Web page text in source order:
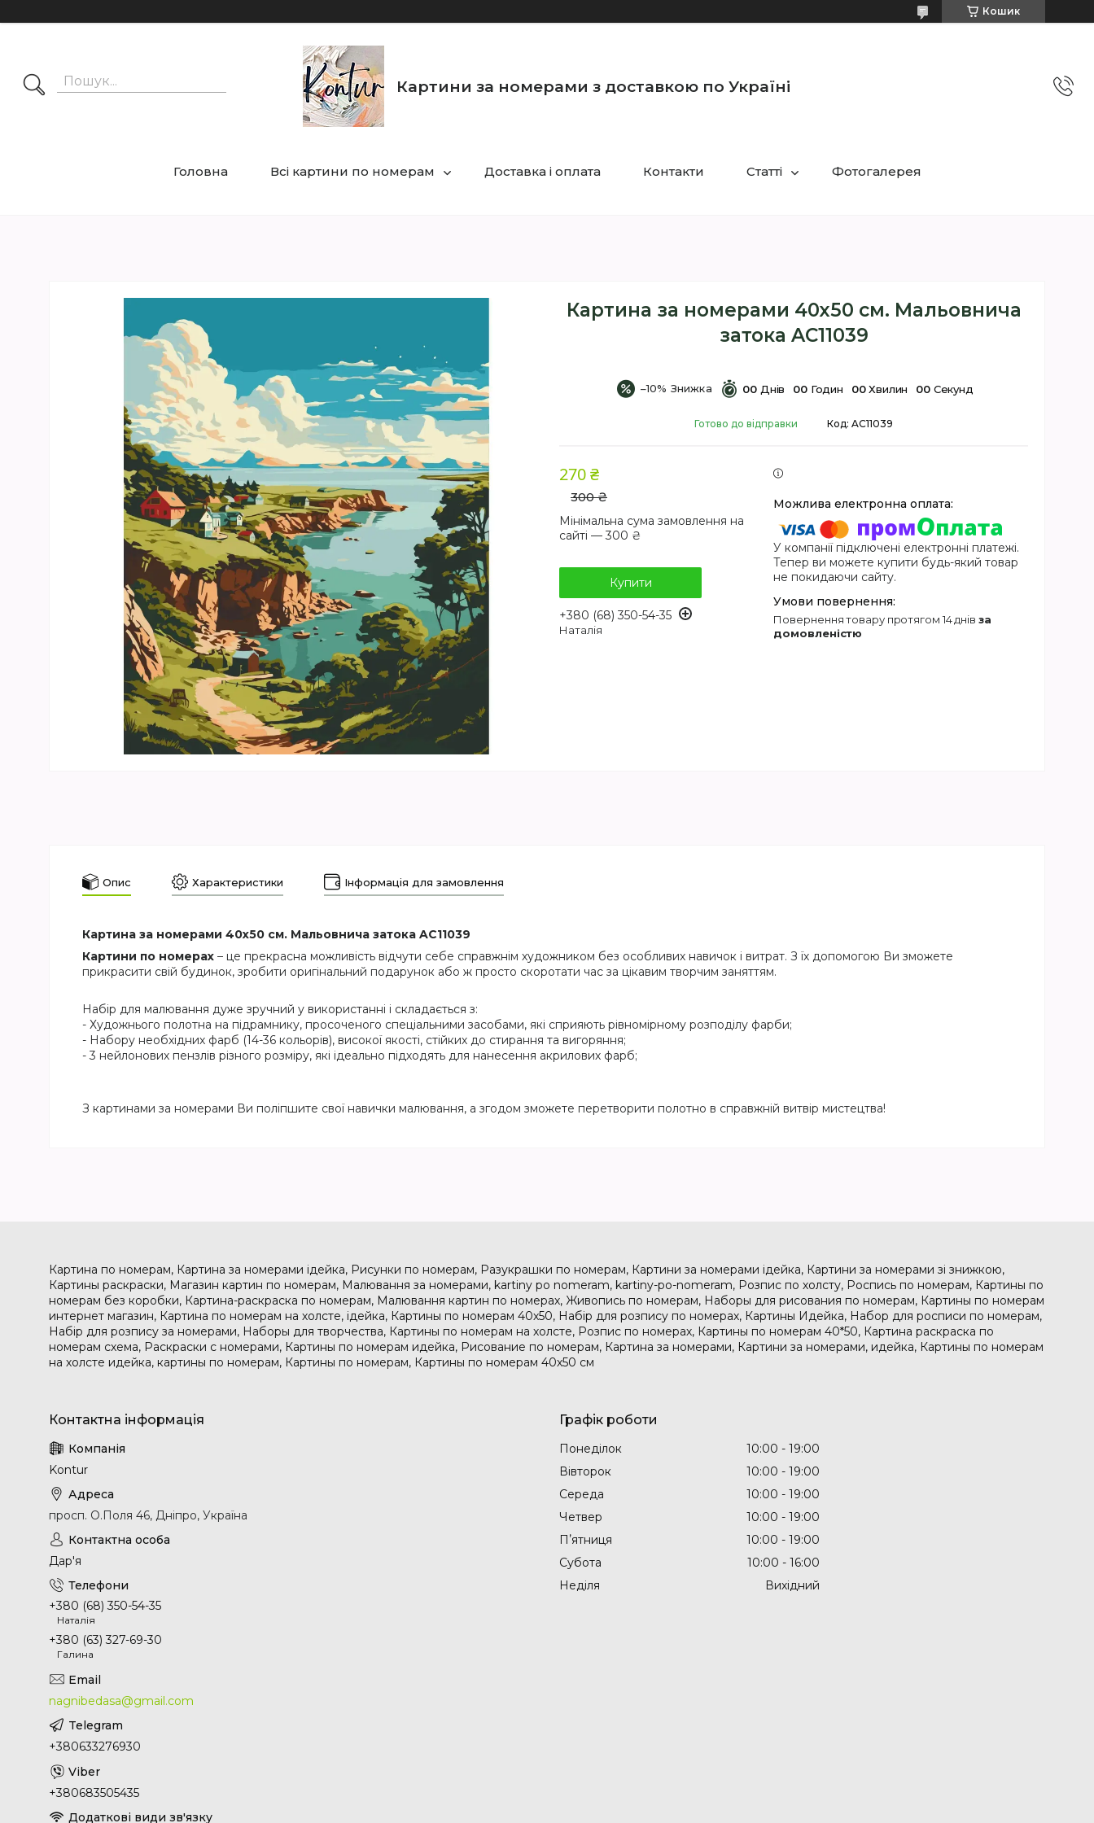
Кошик
Картини за номерами з доставкою по Україні
Головна Всі картини по номерам Доставка і оплата Контакти Статті Фотогалерея
Картина за номерами 40х50 см. Мальовнича
затока AC11039
–10% 00 Днів 00 Годин 00 Хвилин 00 Секунд
Готово до відправки Код: AC11039
300 ₴
270 ₴
Мінімальна сума замовлення на
сайті — 300 ₴
Купити
+380 (68) 350-54-35
Наталія
У компанії підключені електронні платежі.
Тепер ви можете купити будь-який товар
не покидаючи сайту.
повернення товару протягом 14 днів за
домовленістю
Опис Характеристики Інформація для замовлення
Картина за номерами 40х50 см. Мальовнича затока AC11039
Картини по номерах – це прекрасна можливість відчути себе справжнім художником без особливих навичок і витрат. З їх допомогою Ви зможете
прикрасити свій будинок, зробити оригінальний подарунок або ж просто скоротати час за цікавим творчим заняттям.
Набір для малювання дуже зручний у використанні і складається з:
- Художнього полотна на підрамнику, просоченого спеціальними засобами, які сприяють рівномірному розподілу фарби;
- Набору необхідних фарб (14-36 кольорів), високої якості, стійких до стирання та вигоряння;
- 3 нейлонових пензлів різного розміру, які ідеально підходять для нанесення акрилових фарб;
З картинами за номерами Ви поліпшите свої навички малювання, а згодом зможете перетворити полотно в справжній витвір мистецтва!
Картина по номерам, Картина за номерами ідейка, Рисунки по номерам, Разукрашки по номерам, Картини за номерами ідейка, Картини за номерами зі знижкою,
Картины раскраски, Магазин картин по номерам, Малювання за номерами, kartiny po nomeram, kartiny-po-nomeram, Розпис по холсту, Роспись по номерам, Картины по
номерам без коробки, Картина-раскраска по номерам, Малювання картин по номерах, Живопись по номерам, Наборы для рисования по номерам, Картины по номерам
интернет магазин, Картина по номерам на холсте, ідейка, Картины по номерам 40х50, Набір для розпису по номерах, Картины Идейка, Набор для росписи по номерам,
Набір для розпису за номерами, Наборы для творчества, Картины по номерам на холсте, Розпис по номерах, Картины по номерам 40*50, Картина раскраска по
номерам схема, Раскраски с номерами, Картины по номерам идейка, Рисование по номерам, Картина за номерами, Картини за номерами, идейка, Картины по номерам
на холсте идейка, картины по номерам, Картины по номерам, Картины по номерам 40х50 см
Kontur
просп. О.Поля 46, Дніпро, Україна
Дар'я
+380 (68) 350-54-35
Наталія
+380 (63) 327-69-30
Галина
nagnibedasa@gmail.com
+380633276930
+380683505435
Графік роботи
Понеділок 10:00
19:00
Вівторок
10:00
19:00
Середа
10:00
19:00
Четвер
10:00
19:00
Пʼятниця
10:00
19:00
Субота
10:00
16:00
Неділя
Вихідний